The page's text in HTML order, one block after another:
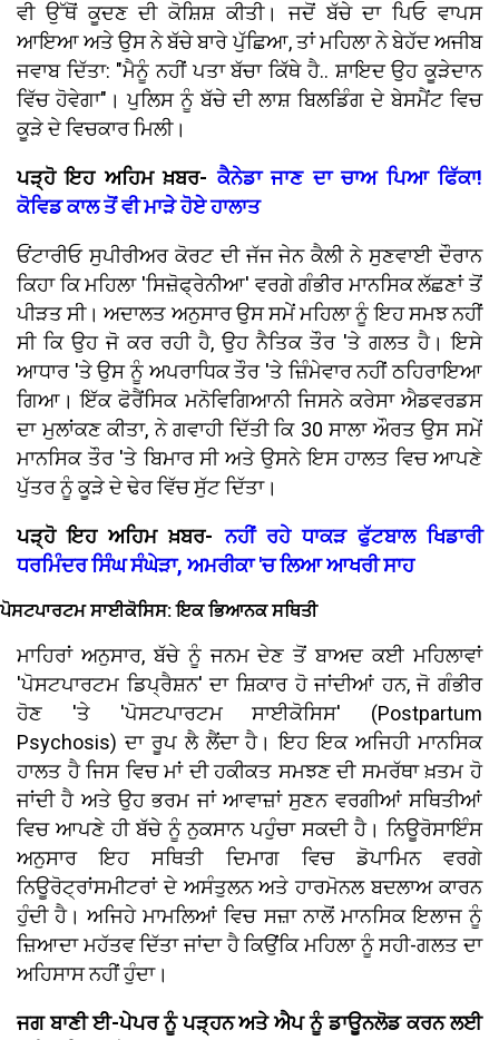
ਵੀ ਉੱਥੋਂ ਕੂਦਣ ਦੀ ਕੋਸ਼ਿਸ਼ ਕੀਤੀ। ਜਦੋਂ ਬੱਚੇ ਦਾ ਪਿਓ ਵਾਪਸ
ਆਇਆ ਅਤੇ ਉਸ ਨੇ ਬੱਚੇ ਬਾਰੇ ਪੁੱਛਿਆ, ਤਾਂ ਮਹਿਲਾ ਨੇ ਬੇਹੱਦ ਅਜੀਬ
ਜਵਾਬ ਦਿੱਤਾ: "ਮੈਨੂੰ ਨਹੀਂ ਪਤਾ ਬੱਚਾ ਕਿੱਥੇ ਹੈ.. ਸ਼ਾਇਦ ਉਹ ਕੂੜੇਦਾਨ
ਵਿੱਚ ਹੋਵੇਗਾ"। ਪੁਲਿਸ ਨੂੰ ਬੱਚੇ ਦੀ ਲਾਸ਼ ਬਿਲਡਿੰਗ ਦੇ ਬੇਸਮੈਂਟ ਵਿਚ
ਕੂੜੇ ਦੇ ਵਿਚਕਾਰ ਮਿਲੀ।
ਪੜ੍ਹੋ ਇਹ ਅਹਿਮ ਖ਼ਬਰ- ਕੈਨੇਡਾ ਜਾਣ ਦਾ ਚਾਅ ਪਿਆ ਫਿੱਕਾ!
ਕੋਵਿਡ ਕਾਲ ਤੋਂ ਵੀ ਮਾੜੇ ਹੋਏ ਹਾਲਾਤ
ਓਂਟਾਰੀਓ ਸੁਪੀਰੀਅਰ ਕੋਰਟ ਦੀ ਜੱਜ ਜੇਨ ਕੈਲੀ ਨੇ ਸੁਣਵਾਈ ਦੌਰਾਨ
ਕਿਹਾ ਕਿ ਮਹਿਲਾ 'ਸਿਜ਼ੋਫ੍ਰੇਨੀਆ' ਵਰਗੇ ਗੰਭੀਰ ਮਾਨਸਿਕ ਲੱਛਣਾਂ ਤੋਂ
ਪੀੜਤ ਸੀ। ਅਦਾਲਤ ਅਨੁਸਾਰ ਉਸ ਸਮੇਂ ਮਹਿਲਾ ਨੂੰ ਇਹ ਸਮਝ ਨਹੀਂ
ਸੀ ਕਿ ਉਹ ਜੋ ਕਰ ਰਹੀ ਹੈ, ਉਹ ਨੈਤਿਕ ਤੌਰ 'ਤੇ ਗਲਤ ਹੈ। ਇਸੇ
ਆਧਾਰ 'ਤੇ ਉਸ ਨੂੰ ਅਪਰਾਧਿਕ ਤੌਰ 'ਤੇ ਜ਼ਿੰਮੇਵਾਰ ਨਹੀਂ ਠਹਿਰਾਇਆ
ਗਿਆ। ਇੱਕ ਫੋਰੈਂਸਿਕ ਮਨੋਵਿਗਿਆਨੀ ਜਿਸਨੇ ਕਰੇਸਾ ਐਡਵਰਡਸ
ਦਾ ਮੁਲਾਂਕਣ ਕੀਤਾ, ਨੇ ਗਵਾਹੀ ਦਿੱਤੀ ਕਿ 30 ਸਾਲਾ ਔਰਤ ਉਸ ਸਮੇਂ
ਮਾਨਸਿਕ ਤੌਰ 'ਤੇ ਬਿਮਾਰ ਸੀ ਅਤੇ ਉਸਨੇ ਇਸ ਹਾਲਤ ਵਿਚ ਆਪਣੇ
ਪੁੱਤਰ ਨੂੰ ਕੂੜੇ ਦੇ ਢੇਰ ਵਿੱਚ ਸੁੱਟ ਦਿੱਤਾ।
ਪੜ੍ਹੋ ਇਹ ਅਹਿਮ ਖ਼ਬਰ-ਨਹੀਂ ਰਹੇ ਧਾਕੜ ਫੁੱਟਬਾਲ ਖਿਡਾਰੀ
ਧਰਮਿੰਦਰ ਸਿੰਘ ਸੰਘੇੜਾ, ਅਮਰੀਕਾ 'ਚ ਲਿਆ ਆਖਰੀ ਸਾਹ
ਪੋਸਟਪਾਰਟਮ ਸਾਈਕੋਸਿਸ: ਇਕ ਭਿਆਨਕ ਸਥਿਤੀ
ਮਾਹਿਰਾਂ ਅਨੁਸਾਰ, ਬੱਚੇ ਨੂੰ ਜਨਮ ਦੇਣ ਤੋਂ ਬਾਅਦ ਕਈ ਮਹਿਲਾਵਾਂ
'ਪੋਸਟਪਾਰਟਮ ਡਿਪ੍ਰੈਸ਼ਨ' ਦਾ ਸ਼ਿਕਾਰ ਹੋ ਜਾਂਦੀਆਂ ਹਨ, ਜੋ ਗੰਭੀਰ
ਹੋਣ 'ਤੇ 'ਪੋਸਟਪਾਰਟਮ ਸਾਈਕੋਸਿਸ' (Postpartum
Psychosis) ਦਾ ਰੂਪ ਲੈ ਲੈਂਦਾ ਹੈ। ਇਹ ਇਕ ਅਜਿਹੀ ਮਾਨਸਿਕ
ਹਾਲਤ ਹੈ ਜਿਸ ਵਿਚ ਮਾਂ ਦੀ ਹਕੀਕਤ ਸਮਝਣ ਦੀ ਸਮਰੱਥਾ ਖ਼ਤਮ ਹੋ
ਜਾਂਦੀ ਹੈ ਅਤੇ ਉਹ ਭਰਮ ਜਾਂ ਆਵਾਜ਼ਾਂ ਸੁਣਨ ਵਰਗੀਆਂ ਸਥਿਤੀਆਂ
ਵਿਚ ਆਪਣੇ ਹੀ ਬੱਚੇ ਨੂੰ ਨੁਕਸਾਨ ਪਹੁੰਚਾ ਸਕਦੀ ਹੈ। ਨਿਊਰੋਸਾਇੰਸ
ਅਨੁਸਾਰ ਇਹ ਸਥਿਤੀ ਦਿਮਾਗ ਵਿਚ ਡੋਪਾਮਿਨ ਵਰਗੇ
ਨਿਊਰੋਟ੍ਰਾਂਸਮੀਟਰਾਂ ਦੇ ਅਸੰਤੁਲਨ ਅਤੇ ਹਾਰਮੋਨਲ ਬਦਲਾਅ ਕਾਰਨ
ਹੁੰਦੀ ਹੈ। ਅਜਿਹੇ ਮਾਮਲਿਆਂ ਵਿਚ ਸਜ਼ਾ ਨਾਲੋਂ ਮਾਨਸਿਕ ਇਲਾਜ ਨੂੰ
ਜ਼ਿਆਦਾ ਮਹੱਤਵ ਦਿੱਤਾ ਜਾਂਦਾ ਹੈ ਕਿਉਂਕਿ ਮਹਿਲਾ ਨੂੰ ਸਹੀ-ਗਲਤ ਦਾ
ਅਹਿਸਾਸ ਨਹੀਂ ਹੁੰਦਾ।
ਜਗ ਬਾਣੀ ਈ-ਪੇਪਰ ਨੂੰ ਪੜ੍ਹਨ ਅਤੇ ਐਪ ਨੂੰ ਡਾਊਨਲੋਡ ਕਰਨ ਲਈ